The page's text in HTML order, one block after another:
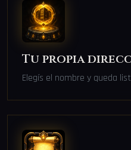
Tu propia
Elegís el nombre y queda